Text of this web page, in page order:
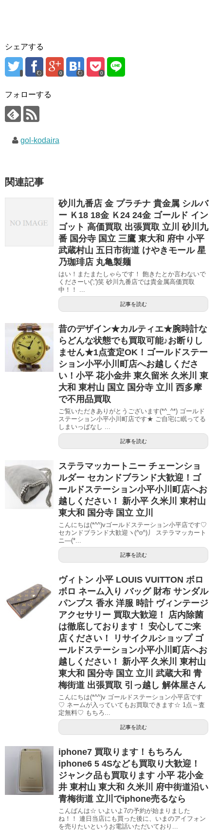
シェアする
0 0
フォローする
gol-kodaira
関連記事
砂川九番店 金 プラチナ 貴金属 シルバ
ー Ｋ18 18金 Ｋ24 24金 ゴールド イン
ゴット 高価買取 出張買取 立川 砂川九
番 国分寺 国立 三鷹 東大和 府中 小平
武蔵村山 五日市街道 けやきモール 星
乃珈琲店 丸亀製麺
はい！またまたしゃらです！ 飽きたとか言わないで
くださーい(';')笑 砂川九番店では貴金属高価買取
中！！ ...
記事を読む
昔のデザイン★カルティエ★腕時計な
らどんな状態でも買取可能♪お断りし
ません★1点査定OK！ゴールドステー
ション小平小川町店へお越しくださ
い！小平 花小金井 東久留米 久米川 東
大和 東村山 国立 国分寺 立川 西多摩
で不用品買取
ご覧いただきありがとうございます(*^_^*) ゴールド
ステーション小平小川町店です★ ご自宅に眠ってる
しまいっぱなし ...
記事を読む
ステラマッカートニー チェーンショ
ルダー セカンドブランド大歓迎！ゴ
ールドステーション小平小川町店へお
越しください！ 新小平 久米川 東村山
東大和 国分寺 国立 立川
こんにちは(*^^)vゴールドステーション小平店です♡
セカンドブランド大歓迎ヽ(^o^)丿 ステラマッカート
ニ―(*...
記事を読む
ヴィトン 小平 LOUIS VUITTON ボロ
ボロ ネーム入り バッグ 財布 サンダル
パンプス 香水 洋服 時計 ヴィンテージ
アクセサリー 買取大歓迎！ 店内除菌
は徹底しております！ 安心してご来
店ください！ リサイクルショップ ゴ
ールドステーション小平小川町店へお
越しください！ 新小平 久米川 東村山
東大和 国分寺 国立 立川 武蔵大和 青
梅街道 出張買取 引っ越し 解体屋さん
こんにちは(*^^)v ゴールドステーション小平店です
♡ ネームが入っていてもお買取できます☆ 1点～査
定無料♡ もちろ...
記事を読む
iphone7 買取ります！もちろん
iphone6 5 4Sなども買取り大歓迎！
ジャンク品も買取ります 小平 花小金
井 東村山 東大和 久米川 府中街道沿い
青梅街道 立川でiphone売るなら
こんばんは☆ いよいよ7の予約が始まりました
ね！！ 連日当店にも買った後に、いまのアイフォン
を売りたいというお電話いただいており...